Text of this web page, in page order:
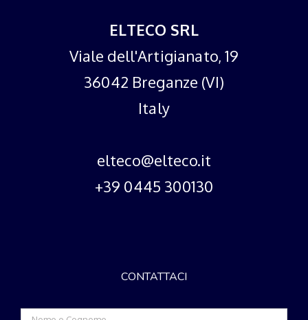
ELTECO SRL
Viale dell'Artigianato, 19
36042 Breganze (VI)
Italy
elteco@elteco.it
+39 0445 300130
CONTATTACI